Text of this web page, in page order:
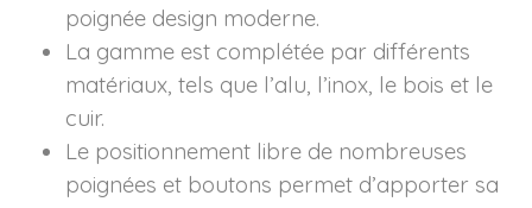
poignée design moderne.
La gamme est complétée par différents
matériaux, tels que l’alu, l’inox, le bois et le
cuir.
Le positionnement libre de nombreuses
poignées et boutons permet d’apporter sa